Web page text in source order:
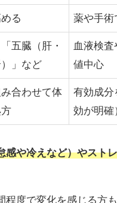
る 薬や手術
五臓（肝・
」など
血液検
値中心
合わせて体
有効成分
効が明確
や冷えなど）やスト
度で変化を感じる方